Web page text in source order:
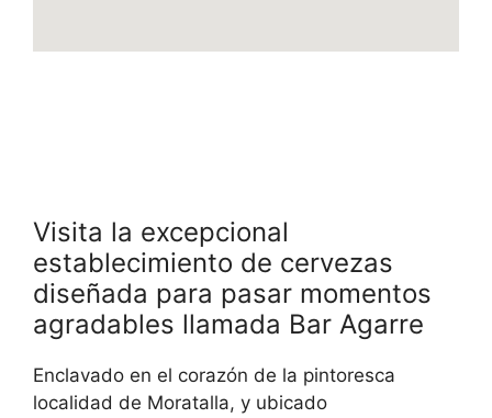
Visita la excepcional
establecimiento de cervezas
diseñada para pasar momentos
agradables llamada Bar Agarre
Enclavado en el corazón de la pintoresca
localidad de Moratalla, y ubicado